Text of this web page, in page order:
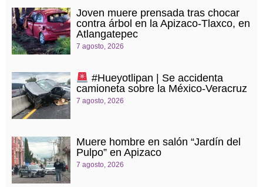
Joven muere prensada tras chocar
contra árbol en la Apizaco-Tlaxco, en
Atlangatepec
7 agosto, 2026
#Hueyotlipan | Se accidenta
camioneta sobre la México-Veracruz
7 agosto, 2026
Muere hombre en salón “Jardín del
Pulpo” en Apizaco
7 agosto, 2026